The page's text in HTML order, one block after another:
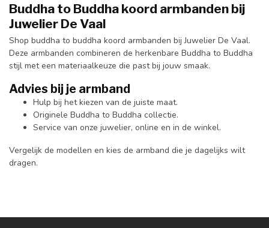
Buddha to Buddha koord armbanden bij
Juwelier De Vaal
Shop buddha to buddha koord armbanden bij Juwelier De Vaal.
Deze armbanden combineren de herkenbare Buddha to Buddha
stijl met een materiaalkeuze die past bij jouw smaak.
Advies bij je armband
Hulp bij het kiezen van de juiste maat.
Originele Buddha to Buddha collectie.
Service van onze juwelier, online en in de winkel.
Vergelijk de modellen en kies de armband die je dagelijks wilt
dragen.